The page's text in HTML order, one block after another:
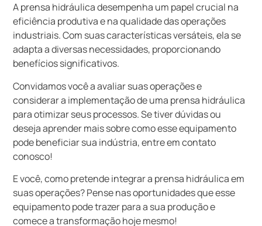
A prensa hidráulica desempenha um papel crucial na
eficiência produtiva e na qualidade das operações
industriais. Com suas características versáteis, ela se
adapta a diversas necessidades, proporcionando
benefícios significativos.
Convidamos você a avaliar suas operações e
considerar a implementação de uma prensa hidráulica
para otimizar seus processos. Se tiver dúvidas ou
deseja aprender mais sobre como esse equipamento
pode beneficiar sua indústria, entre em contato
conosco!
E você, como pretende integrar a prensa hidráulica em
suas operações? Pense nas oportunidades que esse
equipamento pode trazer para a sua produção e
comece a transformação hoje mesmo!